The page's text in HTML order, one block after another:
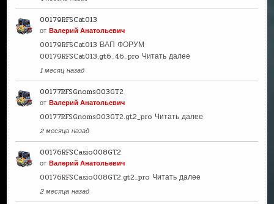
00179RFSCat013
отВалерий Анатольевич
00179RFSCat013 ВАП ФОРУМ
00179RFSCat013.gt6_46_pro Читать далее
1 месяц назад
00177RFSGnoms003GT2
отВалерий Анатольевич
00177RFSGnoms003GT2.gt2_pro Читать далее
2 месяца назад
00176RFSCasio008GT2
отВалерий Анатольевич
00176RFSCasio008GT2.gt2_pro Читать далее
2 месяца назад